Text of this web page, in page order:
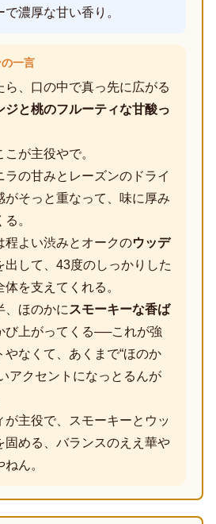
濃厚な甘い香り。
一言
ら、口の中で真っ先に広がる
ジと桃のフルーティな甘酸っ
が主役やで。
ラの甘みとレーズンのドライ
がそっと重なって、味に厚み
。
程よい渋みとオークのウッデ
出して、43度のしっかりした
体を支えてくれる。
、ほのかに スモーキーな香ば
び上がってくる──これが強
やなくて、あくまで“ほのか
アクセントになっとるんが
が主役で、スモーキーとウッ
固める、バランスのええ華や
ん。